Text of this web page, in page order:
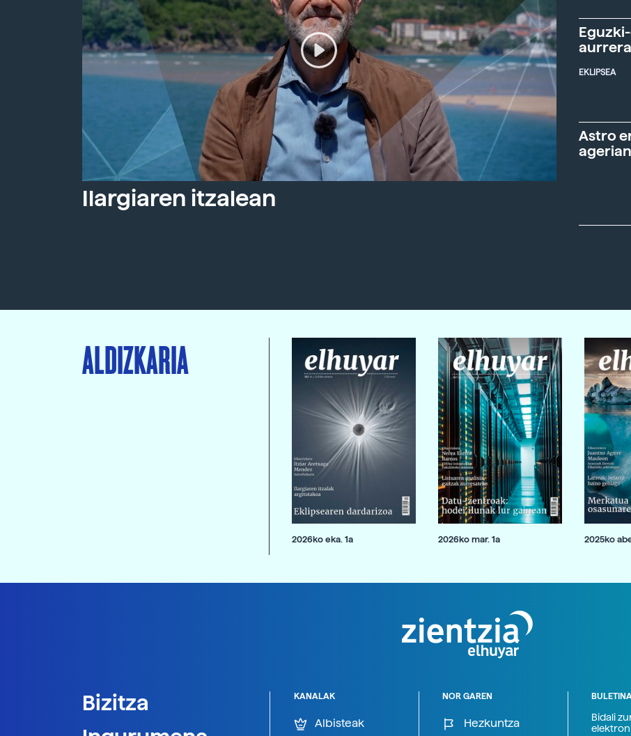
Ilargiaren itzalean
EKLIPSEA
Astro
agerian
ALDIZKARIA
2026ko eka. 1a 2026ko mar. 1a 2025ko
Bizitza
KANALAK
Albisteak
NOR GAREN
Hezkuntza
Bidali